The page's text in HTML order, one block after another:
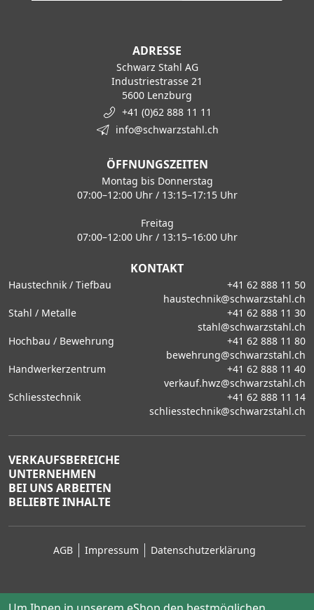
ADRESSE
Schwarz Stahl AG
Industriestrasse 21
5600 Lenzburg
+41 (0)62 888 11 11
info@schwarzstahl.ch
ÖFFNUNGSZEITEN
Montag bis Donnerstag
07:00–12:00 Uhr / 13:15–17:15 Uhr
Freitag
07:00–12:00 Uhr / 13:15–16:00 Uhr
KONTAKT
Haustechnik / Tiefbau
+41 62 888 11 50
haustechnik@schwarzstahl.ch
Stahl / Metalle
+41 62 888 11 30
stahl@schwarzstahl.ch
Hochbau / Bewehrung
+41 62 888 11 80
bewehrung@schwarzstahl.ch
Handwerkerzentrum
+41 62 888 11 40
verkauf.hwz@schwarzstahl.ch
Schliesstechnik
+41 62 888 11 14
schliesstechnik@schwarzstahl.ch
VERKAUFSBEREICHE
UNTERNEHMEN
BEI UNS ARBEITEN
BELIEBTE INHALTE
AGB Impressum Datenschutzerklärung